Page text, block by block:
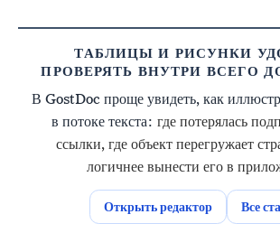
ТАБЛИЦЫ И РИСУНКИ
ПРОВЕРЯТЬ ВНУТРИ ВСЕГО
В GostDoc проще увидеть, как
в потоке текста: где потерялась
ссылки, где объект перегружает
логичнее вынести его в
Открыть редактор Все